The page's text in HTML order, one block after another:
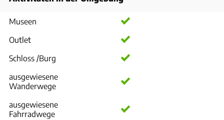
Museen
Outlet
Schloss /Burg
ausgewiesene
Wanderwege
ausgewiesene
Fahrradwege